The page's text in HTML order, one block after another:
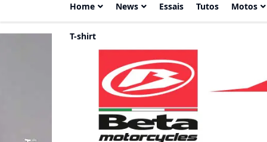
Home News Essais Tutos Motos
T-shirt